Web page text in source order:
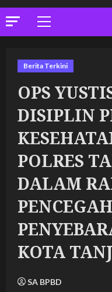
Primary
Berita Terkini
OPS
DISIPLIN
POLRES
DALAM
KOTA
SA BPBD